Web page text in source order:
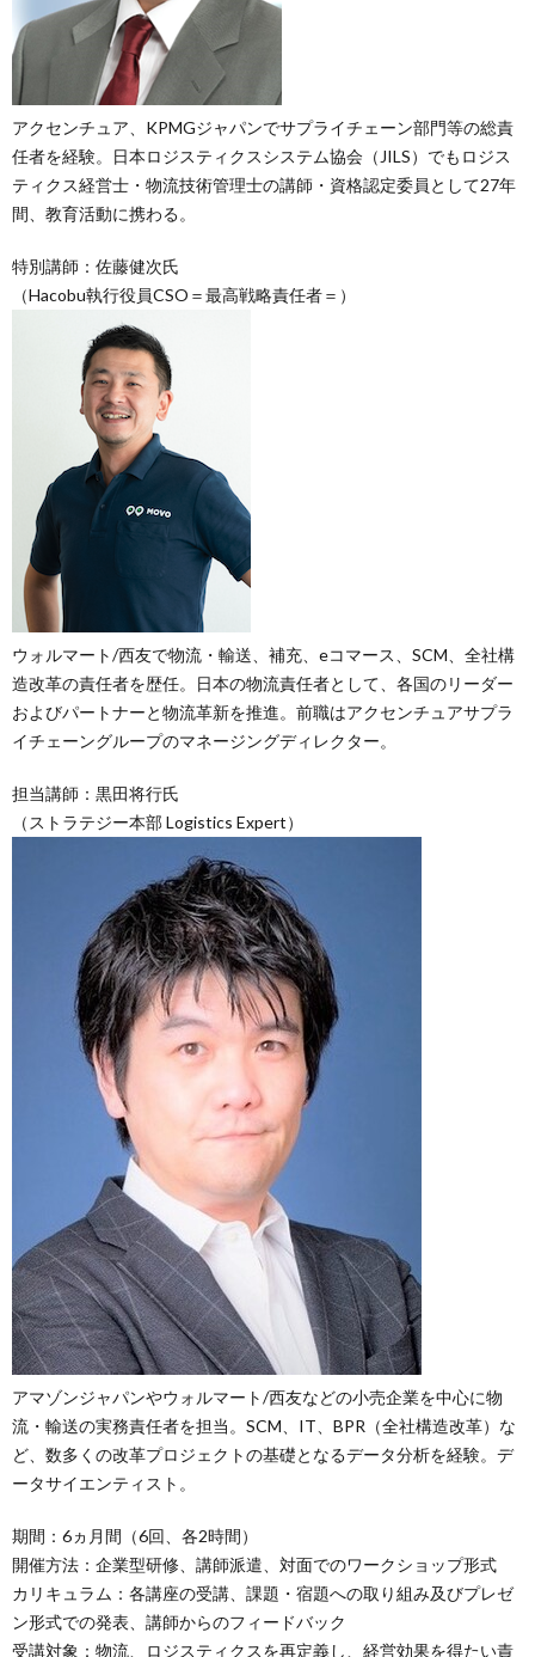
アクセンチュア、KPMGジャパンでサプライチェーン部門等の総責
任者を経験。日本ロジスティクスシステム協会（JILS）でもロジス
ティクス経営士・物流技術管理士の講師・資格認定委員として27年
間、教育活動に携わる。
特別講師：佐藤健次氏
（Hacobu執行役員CSO＝最高戦略責任者＝）
ウォルマート/西友で物流・輸送、補充、eコマース、SCM、全社構
造改革の責任者を歴任。日本の物流責任者として、各国のリーダー
およびパートナーと物流革新を推進。前職はアクセンチュアサプラ
イチェーングループのマネージングディレクター。
担当講師：黒田将行氏
（ストラテジー本部 Logistics Expert）
アマゾンジャパンやウォルマート/西友などの小売企業を中心に物
流・輸送の実務責任者を担当。SCM、IT、BPR（全社構造改革）な
ど、数多くの改革プロジェクトの基礎となるデータ分析を経験。デ
ータサイエンティスト。
期間：6ヵ月間（6回、各2時間）
開催方法：企業型研修、講師派遣、対面でのワークショップ形式
カリキュラム：各講座の受講、課題・宿題への取り組み及びプレゼ
ン形式での発表、講師からのフィードバック
受講対象：物流、ロジスティクスを再定義し、経営効果を得たい責